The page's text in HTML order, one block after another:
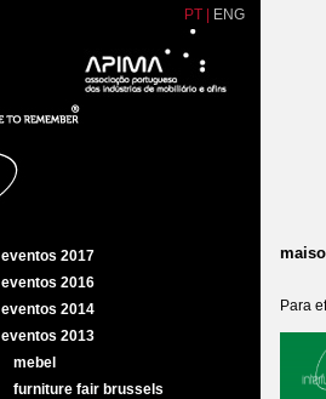
PT ENG
eventos 2017
eventos 2016
eventos 2014
eventos 2013
mebel
furniture fair brussels
Para